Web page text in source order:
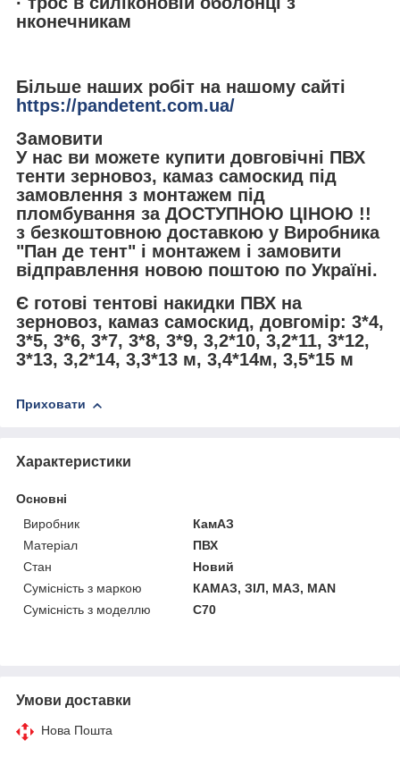
нконечникам
Більше наших робіт на нашому сайті
https://pandetent.com.ua/
Замовити
У нас ви можете купити довговічні ПВХ
тенти зерновоз, камаз самоскид під
замовлення з монтажем під
пломбування за ДОСТУПНОЮ ЦІНОЮ !!
з безкоштовною доставкою у Виробника
"Пан де тент" і монтажем і замовити
відправлення новою поштою по Україні.
Є готові тентові накидки ПВХ на
зерновоз, камаз самоскид, довгомір: 3*4,
3*5, 3*6, 3*7, 3*8, 3*9, 3,2*10, 3,2*11, 3*12,
3*13, 3,2*14, 3,3*13 м, 3,4*14м, 3,5*15 м
Приховати
Характеристики
Основні
Виробник
КамАЗ
Матеріал
ПВХ
Стан
Новий
Сумісність з маркою
КАМАЗ, ЗІЛ, МАЗ, MAN
Сумісність з моделлю
C70
Умови доставки
Нова Пошта